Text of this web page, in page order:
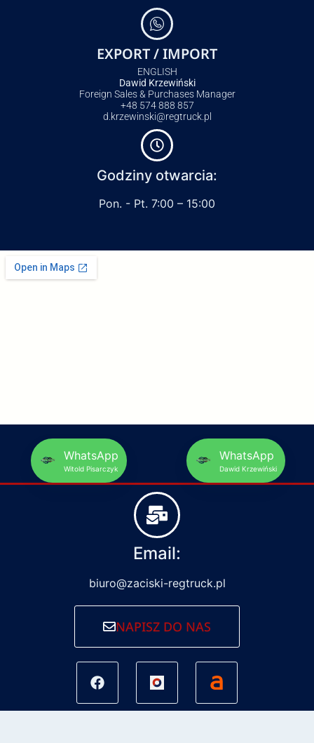
EXPORT / IMPORT
ENGLISH
Dawid Krzewiński
Foreign Sales & Purchases Manager
+48 574 888 857
d.krzewinski@regtruck.pl
Godziny otwarcia:
Pon. - Pt. 7:00 – 15:00
WhatsApp
Witold Pisarczyk
WhatsApp
Dawid Krzewiński
Email:
biuro@zaciski-regtruck.pl
NAPISZ DO NAS